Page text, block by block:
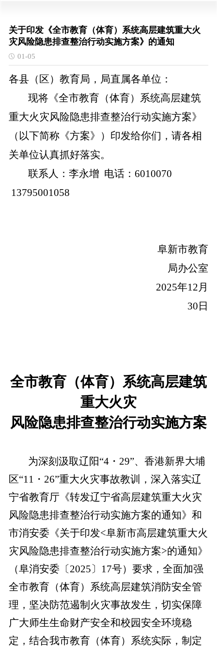
关于印发《全市教育（体育）系统高层建筑重大火
灾风险隐患排查整治行动实施方案》的通知
01-05
各县（区）教育局，局直属各单位：
现将《全市教育（体育）系统高层建筑
重大火灾风险隐患排查整治行动实施方案》
（以下简称《方案》）印发给你们，请各相
关单位认真抓好落实。
联系人：李永增 电话： 6010070
13795001058
阜新市教育
局办公室
2025年12月
30日
全市教育（体育） 系统高层建筑
重大火灾
风险隐患排查整治行动实施方案
为深刻汲取辽阳“4・29”、 香港新界大埔
区“11・26”重大火灾事故教训，深入落实辽
宁省教育厅《转发辽宁省高层建筑重大火灾
风险隐患排查整治行动实施方案的通知》 和
市消安委《关于印发<阜新市高层建筑重大火
灾风险隐患排查整治行动实施方案>的通知》
（阜消安委〔2025〕 17号） 要求 ，全面加强
全市教育（体育）系统高层建筑消防安全管
理，坚决防范遏制火灾事故发生，切实保障
广大师生生命财产安全和校园安全环境稳
定，结合我市教育（体育）系统实际，制定